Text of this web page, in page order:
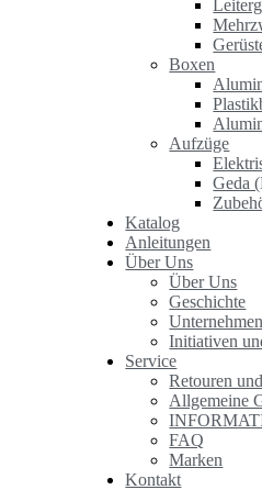
Boxen
Aufzüge
Geda
Katalog
Anleitungen
Über Uns
Über Uns
Geschichte
Initiativen
Service
Retouren
Allgemeine
FAQ
Marken
Kontakt